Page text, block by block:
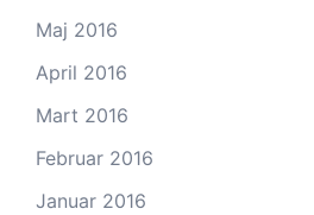
Maj 2016
April 2016
Mart 2016
Februar 2016
Januar 2016